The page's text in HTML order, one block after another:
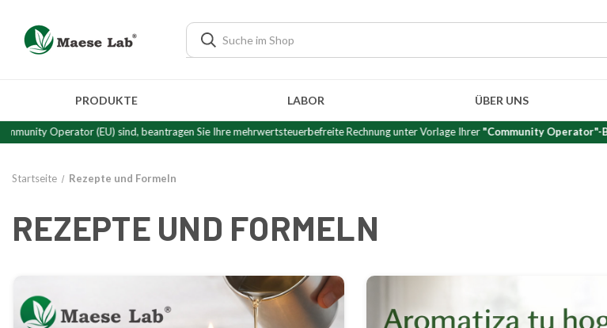
PRODUKTE LABOR ÜBER UNS
Ihre mehrwertsteuerbefreite Rechnung unter Vorlage Ihrer"Community Operator"-Bescheinigung.
Startseite Rezepte und Formeln
REZEPTE UND FORMELN